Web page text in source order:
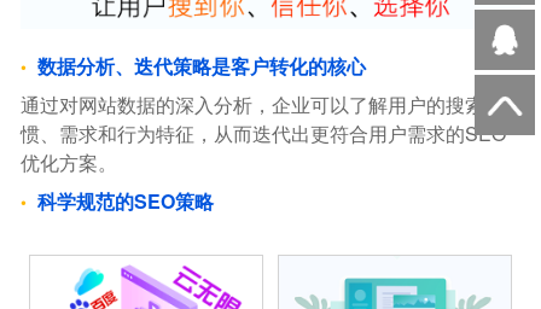
数据分析、迭代策略是客户转化的核心
通过对网站数据的深入分析，企业可以了解用户的搜索习
惯、需求和行为特征，从而迭代出更符合用户需求的SEO
优化方案。
科学规范的SEO策略